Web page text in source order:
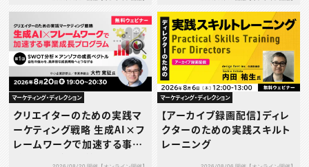
ース分析×生成AI ― 業界構
造を読み解き競争優位を築く
―
マーケティング・ディレクション
クリエイターのための実践マ
ーケティング戦略 生成AI×フ
レームワークで加速する事業
マーケティング・ディレクション
【アーカイブ録画配信】ディレ
クターのための実践スキルト
レーニング